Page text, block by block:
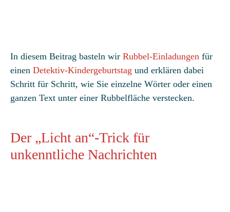
In diesem Beitrag basteln wir Rubbel-Einladungen für
einen Detektiv-Kindergeburtstag und erklären dabei
Schritt für Schritt, wie Sie einzelne Wörter oder einen
ganzen Text unter einer Rubbelfläche verstecken.
Der „Licht an“-Trick für
unkenntliche Nachrichten